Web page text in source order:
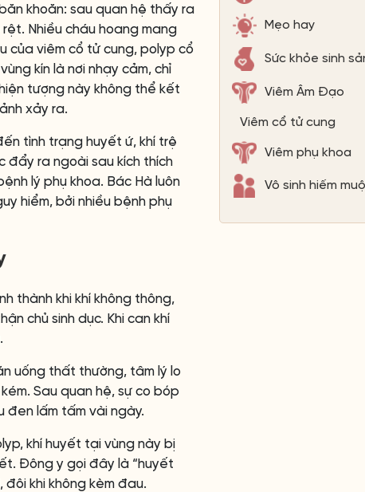
khoăn: sau quan hệ thấy ra
Nhiều cháu hoang mang
của viêm cổ tử cung, polyp cổ
kín là nơi nhạy cảm, chỉ
tượng này không thể kết
xảy ra.
tình trạng huyết ứ, khí trệ
đẩy ra ngoài sau kích thích
lý phụ khoa. Bác Hà luôn
hiểm, bởi nhiều bệnh phụ
thành khi khí không thông,
chủ sinh dục. Khi can khí
uống thất thường, tâm lý lo
Sau quan hệ, sự co bóp
đen lấm tấm vài ngày.
khí huyết tại vùng này bị
Đông y gọi đây là “huyết
khi không kèm đau.
Mẹo hay
Sức khỏe sinh
Viêm Âm Đạo
Viêm cổ tử cung
Viêm phụ khoa
Vô sinh hiếm